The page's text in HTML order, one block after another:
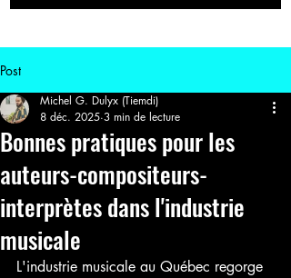
Post
Bonnes pratiques pour les
auteurs-compositeurs-
interprètes dans l'industrie
musicale
Michel G. Dulyx (Tiemdi)
8 déc. 2025 3 min de lecture
L'industrie musicale au Québec regorge